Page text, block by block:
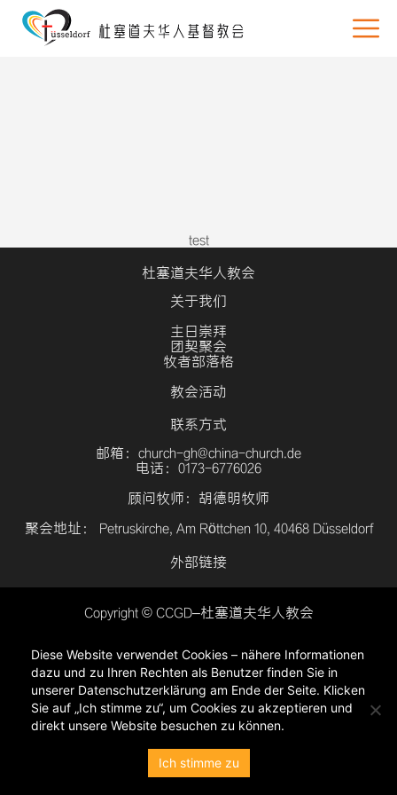
test
杜塞道夫华人教会
关于我们
主日崇拜
团契聚会
牧者部落格
教会活动
联系方式
邮箱：church-gh@china-church.de
电话：0173-6776026
顾问牧师：胡德明牧师
聚会地址： Petruskirche, Am Röttchen 10, 40468 Düsseldorf
外部链接
Copyright © CCGD–杜塞道夫华人教会
隐私政策
Diese Website verwendet Cookies – nähere Informationen
dazu und zu Ihren Rechten als Benutzer finden Sie in
unserer Datenschutzerklärung am Ende der Seite. Klicken
Sie auf „Ich stimme zu“, um Cookies zu akzeptieren und
direkt unsere Website besuchen zu können.
Ich stimme zu